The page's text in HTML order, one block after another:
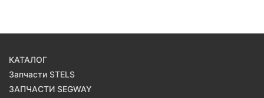
КАТАЛОГ
Запчасти STELS
ЗАПЧАСТИ SEGWAY